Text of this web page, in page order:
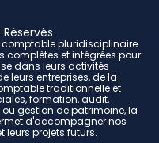
comptable pluridisciplinaire
complètes et intégrées pour
dans leurs activités
leurs entreprises, de la
traditionnelle et
formation, audit,
gestion de patrimoine, la
d'accompagner nos
leurs projets futurs.